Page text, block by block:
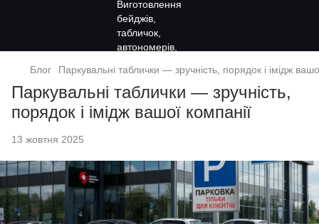
Блог Паркувальні таблички — зручність, порядок і імідж
Паркувальні таблички — зручність,
порядок і імідж вашої компанії
13 жовтня 2025